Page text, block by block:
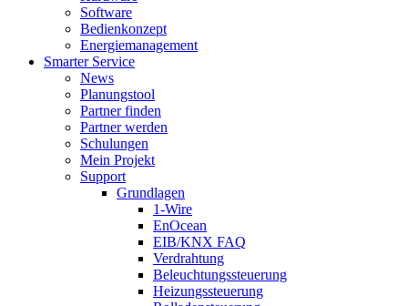
Software
Bedienkonzept
Energiemanagement
Smarter Service
News
Planungstool
Partner finden
Partner werden
Schulungen
Mein Projekt
Support
Grundlagen
1-Wire
EnOcean
EIB/KNX FAQ
Verdrahtung
Beleuchtungssteuerung
Heizungssteuerung